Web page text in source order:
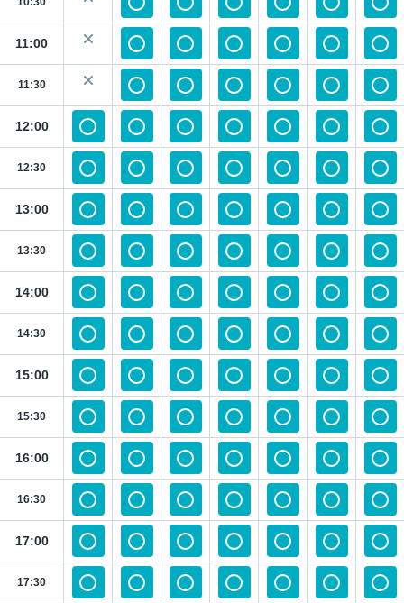
11:00
11:30
12:00
12:30
13:00
13:30
14:00
14:30
15:00
15:30
16:00
16:30
17:00
17:30